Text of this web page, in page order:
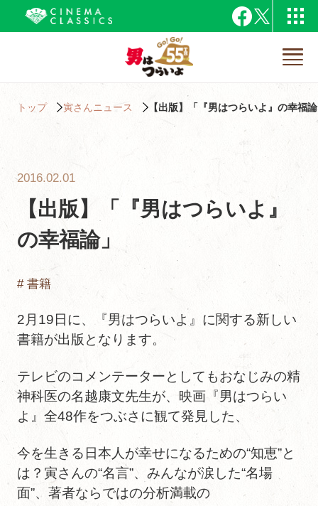
トップ 寅さんニュース 【出版】「『男はつらいよ』の幸福
2016.02.01
【出版】「『男はつらいよ』
の幸福論」
# 書籍
2月19日に、『男はつらいよ』に関する新しい
書籍が出版となります。
テレビのコメンテーターとしてもおなじみの精
神科医の名越康文先生が、映画『男はつらい
よ』全48作をつぶさに観て発見した、
今を生きる日本人が幸せになるための“知恵”と
は？寅さんの“名言”、みんなが涙した“名場
面”、著者ならではの分析満載の